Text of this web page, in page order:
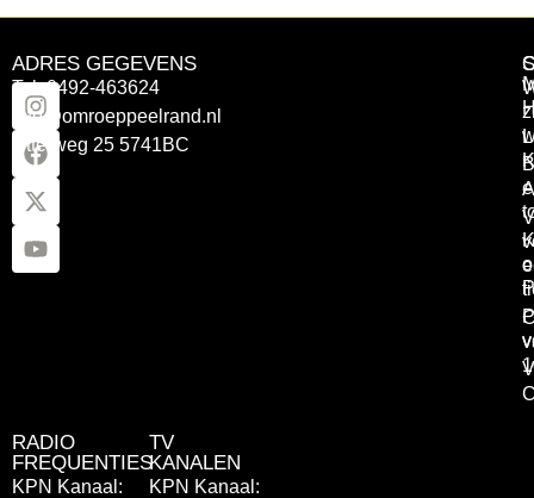
ADRES GEGEVENS
Tel: 0492-463624
info@omroeppeelrand.nl
Otterweg 25 5741BC
RADIO
FREQUENTIES
KPN Kanaal:
TV
KANALEN
KPN Kanaal: